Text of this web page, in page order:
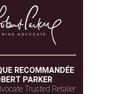
RECOMMANDÉE
PARKER
Trusted Retailer